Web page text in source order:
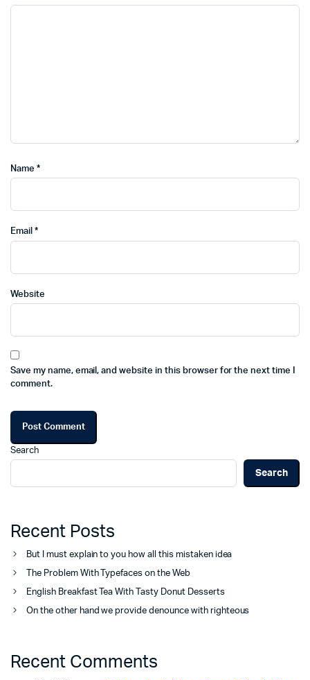
Name *
Email *
Website
Save my name, email, and website in this browser for the next time I
comment.
Search
Search
Recent Posts
But I must explain to you how all this mistaken idea
The Problem With Typefaces on the Web
English Breakfast Tea With Tasty Donut Desserts
On the other hand we provide denounce with righteous
Recent Comments